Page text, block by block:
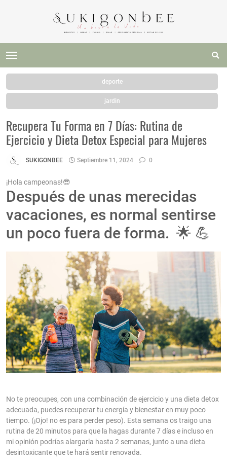
deporte
jardin
Recupera Tu Forma en 7 Días: Rutina de
Ejercicio y Dieta Detox Especial para Mujeres
SUKIGONBEE Septiembre 11, 2024 0
¡Hola campeonas!😎
Después de unas merecidas
vacaciones, es normal sentirse
un poco fuera de forma. 🌟 💪
No te preocupes, con una combinación de ejercicio y una dieta detox
adecuada, puedes recuperar tu energía y bienestar en muy poco
tiempo. (¡Ojo! no es para perder peso). Esta semana os traigo una
rutina de 20 minutos para que la hagas durante 7 días e incluso en
mi opinión podrías alargarla hasta 2 semanas, junto a una dieta
desintoxicante que te hará sentir renovada.